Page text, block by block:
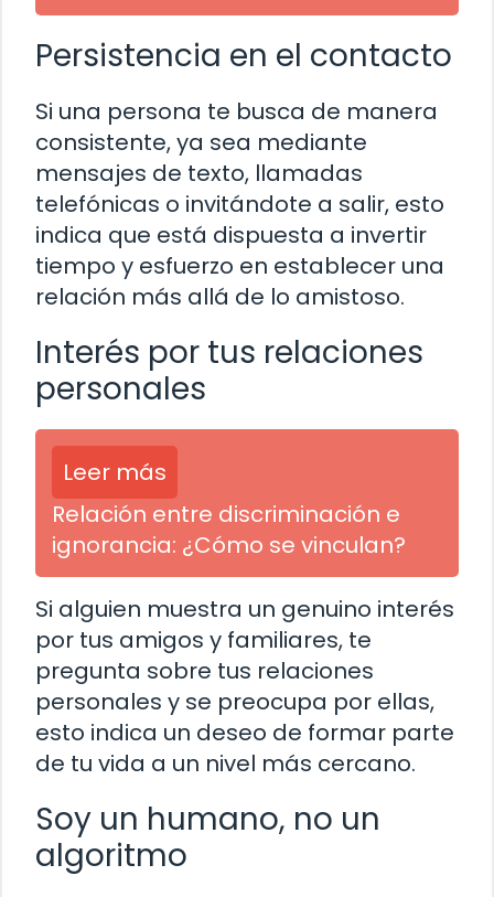
Persistencia en el contacto
Si una persona te busca de manera
consistente, ya sea mediante
mensajes de texto, llamadas
telefónicas o invitándote a salir, esto
indica que está dispuesta a invertir
tiempo y esfuerzo en establecer una
relación más allá de lo amistoso.
Interés por tus relaciones
personales
Leer más
Relación entre discriminación e
ignorancia: ¿Cómo se vinculan?
Si alguien muestra un genuino interés
por tus amigos y familiares, te
pregunta sobre tus relaciones
personales y se preocupa por ellas,
esto indica un deseo de formar parte
de tu vida a un nivel más cercano.
Soy un humano, no un
algoritmo